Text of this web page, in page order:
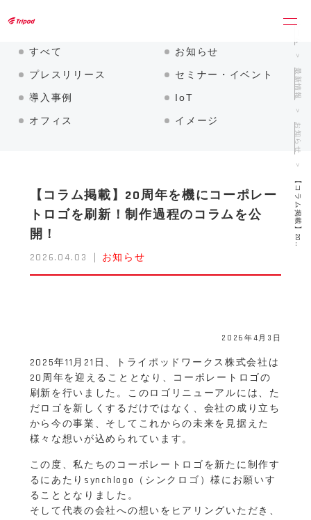
ホーム
最新情報
お知らせ
【コラム掲載】20…
すべて お知らせ
プレスリリース セミナー・イベント
導入事例 IoT
オフィス イメージ
【コラム掲載】20周年を機にコーポレー
トロゴを刷新！制作過程のコラムを公
開！
2026.04.03 お知らせ
2026年4月3日
2025年11月21日、トライポッドワークス株式会社は
20周年を迎えることとなり、コーポレートロゴの
刷新を行いました。このロゴリニューアルには、た
だロゴを新しくするだけではなく、会社の成り立ち
から今の事業、そしてこれからの未来を見据えた
様々な想いが込められています。
この度、私たちのコーポレートロゴを新たに制作す
るにあたりsynchlogo（シンクロゴ）様にお願いす
ることとなりました。
そして代表の会社への想いをヒアリングいただき、